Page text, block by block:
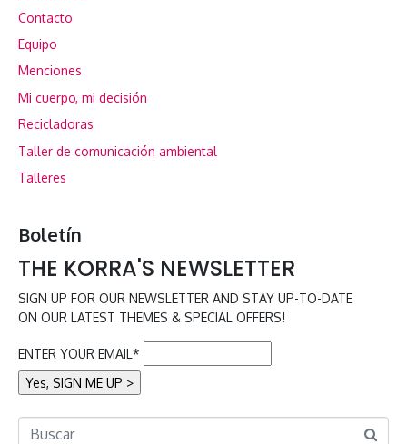
Contacto
Equipo
Menciones
Mi cuerpo, mi decisión
Recicladoras
Taller de comunicación ambiental
Talleres
Boletín
THE KORRA'S NEWSLETTER
SIGN UP FOR OUR NEWSLETTER AND STAY UP-TO-DATE
ON OUR LATEST THEMES & SPECIAL OFFERS!
ENTER YOUR EMAIL*